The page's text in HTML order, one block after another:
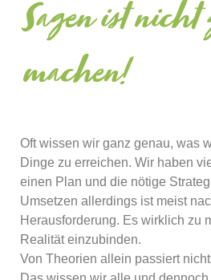
Sagen ist nicht
machen!
Oft wissen wir ganz genau, was
Dinge zu erreichen. Wir haben
einen Plan und die nötige
Umsetzen allerdings ist meist
Herausforderung. Es wirklich zu
Realität einzubinden.
Von Theorien allein passiert